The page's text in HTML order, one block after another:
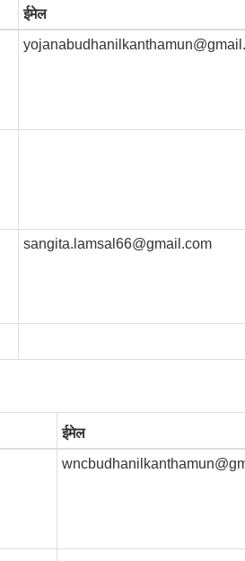
ईमेल
sangita.lamsal66@gmail.com
ईमेल